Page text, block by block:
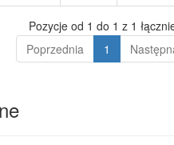
Pozycje od 1 do 1 z 1
Poprzednia
1